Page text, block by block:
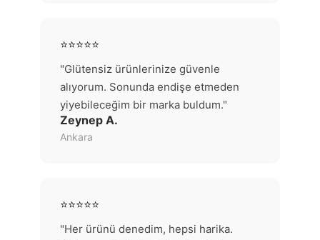
⭐⭐⭐⭐⭐
"Glütensiz ürünlerinize güvenle
alıyorum. Sonunda endişe etmeden
yiyebileceğim bir marka buldum."
Zeynep A.
Ankara
⭐⭐⭐⭐⭐
"Her ürünü denedim, hepsi harika.